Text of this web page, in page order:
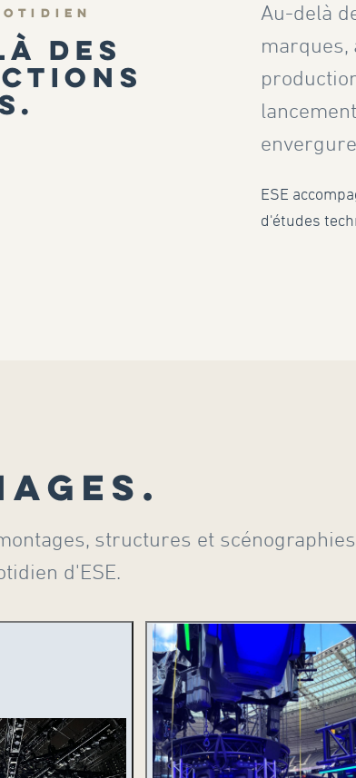
DES
Au-delà
ESE
d'études
structures et
d'ESE.